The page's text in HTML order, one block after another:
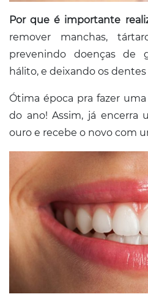
Por que é importante
remover manchas,
prevenindo doenças de
hálito, e deixando os
Ótima época pra fazer
do ano! Assim, já encerra
ouro e recebe o novo com